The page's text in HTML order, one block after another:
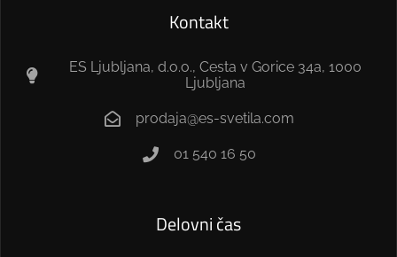
Kontakt
ES Ljubljana, d.o.o., Cesta v Gorice 34a, 1000
Ljubljana
prodaja@es-svetila.com
01 540 16 50
Delovni čas